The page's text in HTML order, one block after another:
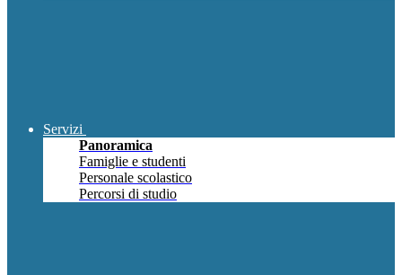
Servizi
Panoramica
Famiglie e studenti
Personale scolastico
Percorsi di studio